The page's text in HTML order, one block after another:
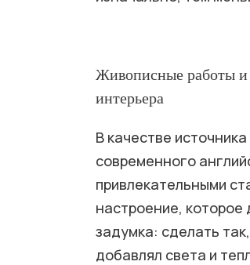
Живописные работы и
интерьера
В качестве
современного
привлекательными
настроение,
задумка: сделать
добавлял света и